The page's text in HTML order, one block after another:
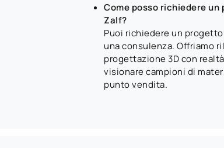
Come posso richiedere
Zalf?
Puoi richiedere un
una consulenza. Offriamo
progettazione 3D con
visionare campioni di
punto vendita.